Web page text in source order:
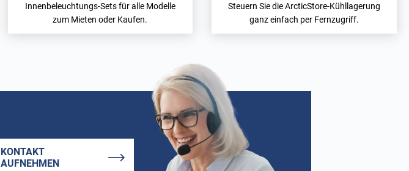
Innenbeleuchtungs-Sets für alle Modelle
zum Mieten oder Kaufen.
Steuern Sie die ArcticStore-Kühllagerung
ganz einfach per Fernzugriff.
KONTAKT
AUFNEHMEN